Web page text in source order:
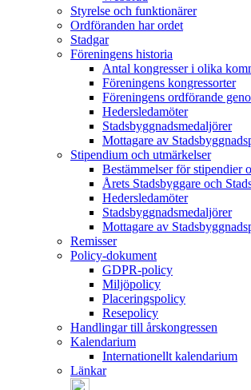
Styrelse och funktionärer
Ordföranden har ordet
Stadgar
Föreningens historia
Antal kongresser i olika
Föreningens kongressorter
Föreningens ordförande
Hedersledamöter
Stadsbyggnadsmedaljörer
Mottagare av
Stipendium och utmärkelser
Bestämmelser för stipendier
Årets Stadsbyggare och
Hedersledamöter
Stadsbyggnadsmedaljörer
Mottagare av
Remisser
Policy-dokument
GDPR-policy
Miljöpolicy
Placeringspolicy
Resepolicy
Handlingar till årskongressen
Kalendarium
Internationellt kalendarium
Länkar